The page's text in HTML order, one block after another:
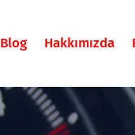
Blog Hakkımızda